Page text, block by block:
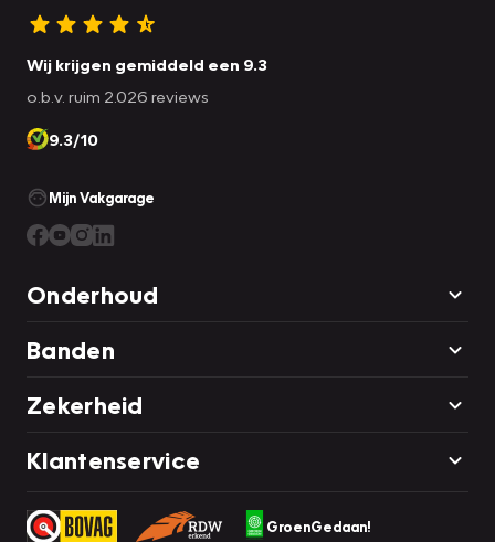
Wij krijgen gemiddeld een 9.3
o.b.v. ruim 2.026 reviews
9.3/10
Mijn Vakgarage
Onderhoud
Banden
Zekerheid
Klantenservice
GroenGedaan!